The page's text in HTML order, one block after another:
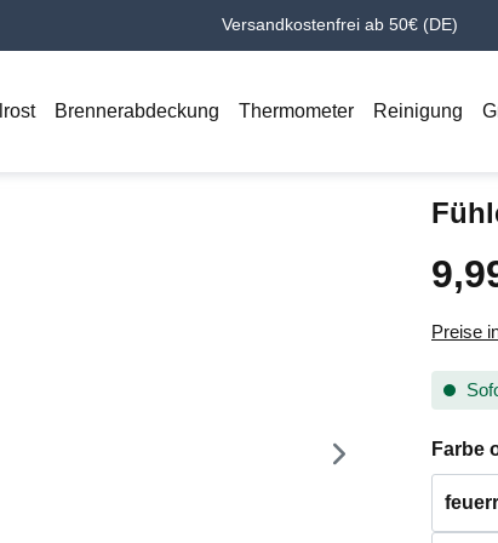
Versandkostenfrei ab 50€ (DE)
Brennerabdeckung Thermometer Reinigung
Preise
Farbe